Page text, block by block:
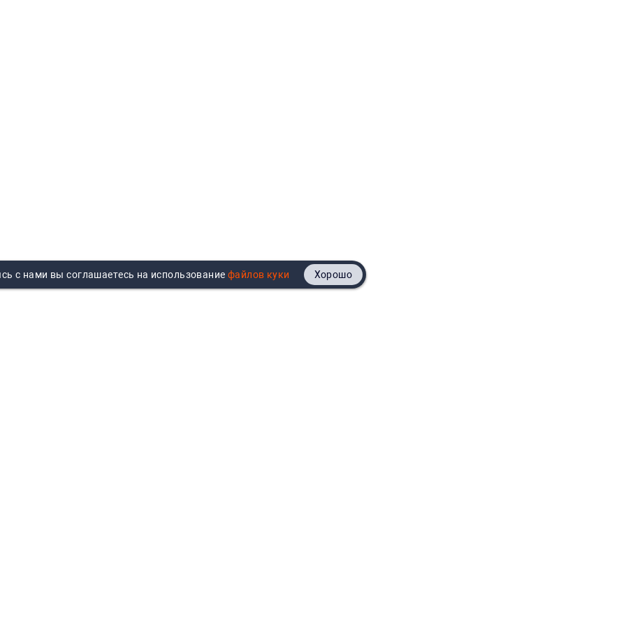
с нами вы соглашаетесь на использование Хорошо